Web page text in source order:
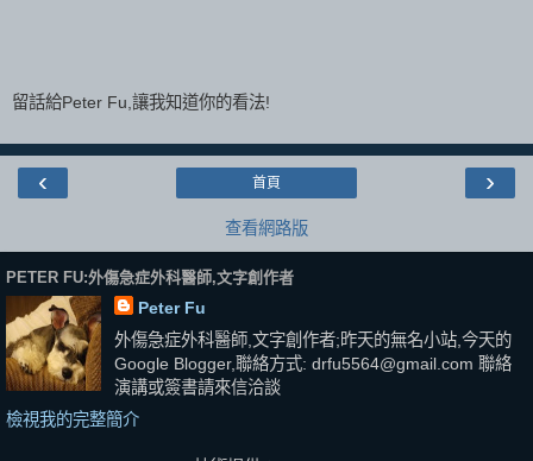
留話給Peter Fu,讓我知道你的看法!
‹ ›
首頁
查看網路版
PETER FU:外傷急症外科醫師,文字創作者
Peter Fu
外傷急症外科醫師,文字創作者;昨天的無名小站,今天的
Google Blogger,聯絡方式: drfu5564@gmail.com 聯絡
演講或簽書請來信洽談
檢視我的完整簡介